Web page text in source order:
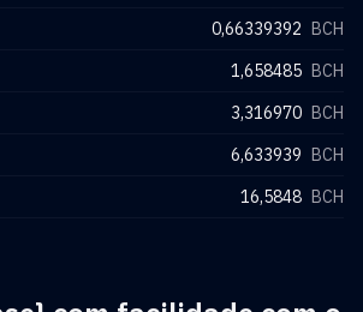
0,66339392 BCH
1,658485 BCH
3,316970 BCH
6,633939 BCH
16,5848 BCH